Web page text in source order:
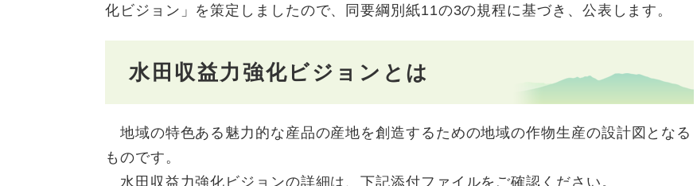
化ビジョン」を策定しましたので、同要綱別紙11の3の規程に基づき、公表します。
水田収益力強化ビジョンとは
地域の特色ある魅力的な産品の産地を創造するための地域の作物生産の設計図となる
ものです。
水田収益力強化ビジョンの詳細は、下記添付ファイルをご確認ください。